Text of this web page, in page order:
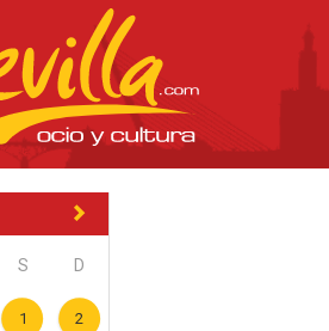
S D
1 2